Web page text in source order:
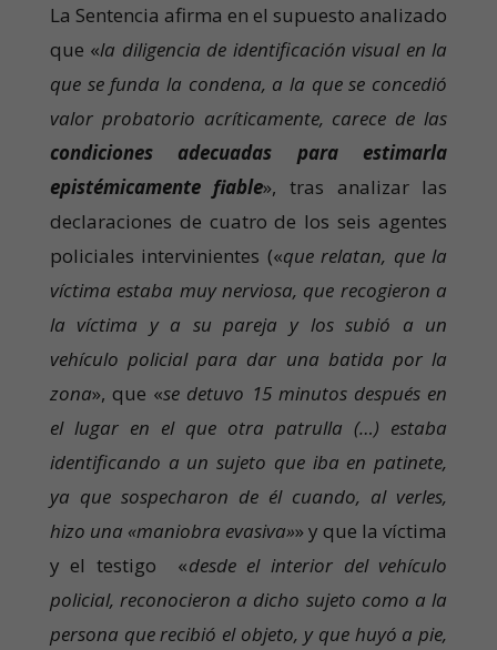
La Sentencia afirma en el supuesto analizado
que «la diligencia de identificación visual en la
que se funda la condena, a la que se concedió
valor probatorio acríticamente, carece de las
condiciones adecuadas para estimarla
epistémicamente fiable», tras analizar las
declaraciones de cuatro de los seis agentes
policiales intervinientes («que relatan, que la
víctima estaba muy nerviosa, que recogieron a
la víctima y a su pareja y los subió a un
vehículo policial para dar una batida por la
zona», que «se detuvo 15 minutos después en
el lugar en el que otra patrulla (…) estaba
identificando a un sujeto que iba en patinete,
ya que sospecharon de él cuando, al verles,
hizo una «maniobra evasiva»» y que la víctima
y el testigo «desde el interior del vehículo
policial, reconocieron a dicho sujeto como a la
persona que recibió el objeto, y que huyó a pie,